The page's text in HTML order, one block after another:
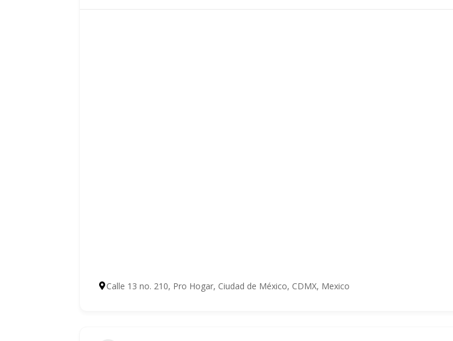
Calle 13 no. 210, Pro Hogar, Ciudad de México, CDMX, Mexico